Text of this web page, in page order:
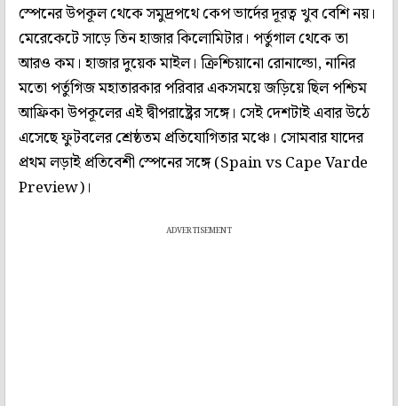
স্পেনের উপকূল থেকে সমুদ্রপথে কেপ ভার্দের দূরত্ব খুব বেশি নয়।
মেরেকেটে সাড়ে তিন হাজার কিলোমিটার। পর্তুগাল থেকে তা
আরও কম। হাজার দুয়েক মাইল। ক্রিশ্চিয়ানো রোনাল্ডো, নানির
মতো পর্তুগিজ মহাতারকার পরিবার একসময়ে জড়িয়ে ছিল পশ্চিম
আফ্রিকা উপকূলের এই দ্বীপরাষ্ট্রের সঙ্গে। সেই দেশটাই এবার উঠে
এসেছে ফুটবলের শ্রেষ্ঠতম প্রতিযোগিতার মঞ্চে। সোমবার যাদের
প্রথম লড়াই প্রতিবেশী স্পেনের সঙ্গে (Spain vs Cape Varde
Preview)।
ADVERTISEMENT